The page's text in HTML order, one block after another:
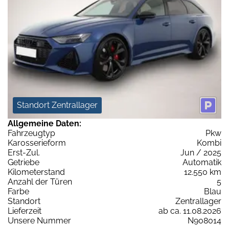
Standort Zentrallager
Allgemeine Daten:
Fahrzeugtyp
Pkw
Karosserieform
Kombi
Erst-Zul.
Jun / 2025
Getriebe
Automatik
Kilometerstand
12.550 km
Anzahl der Türen
5
Farbe
Blau
Standort
Zentrallager
Lieferzeit
ab ca. 11.08.2026
Unsere Nummer
N908014